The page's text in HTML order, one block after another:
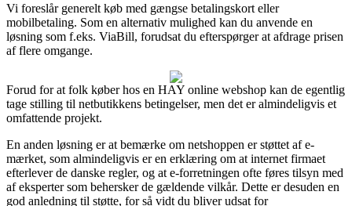
Vi foreslår generelt køb med gængse betalingskort eller
mobilbetaling. Som en alternativ mulighed kan du anvende en
løsning som f.eks. ViaBill, forudsat du efterspørger at afdrage prisen
af flere omgange.
Forud for at folk køber hos en HAY online webshop kan de egentlig
tage stilling til netbutikkens betingelser, men det er almindeligvis et
omfattende projekt.
En anden løsning er at bemærke om netshoppen er støttet af e-
mærket, som almindeligvis er en erklæring om at internet firmaet
efterlever de danske regler, og at e-forretningen ofte føres tilsyn med
af eksperter som behersker de gældende vilkår. Dette er desuden en
god anledning til støtte, for så vidt du bliver udsat for